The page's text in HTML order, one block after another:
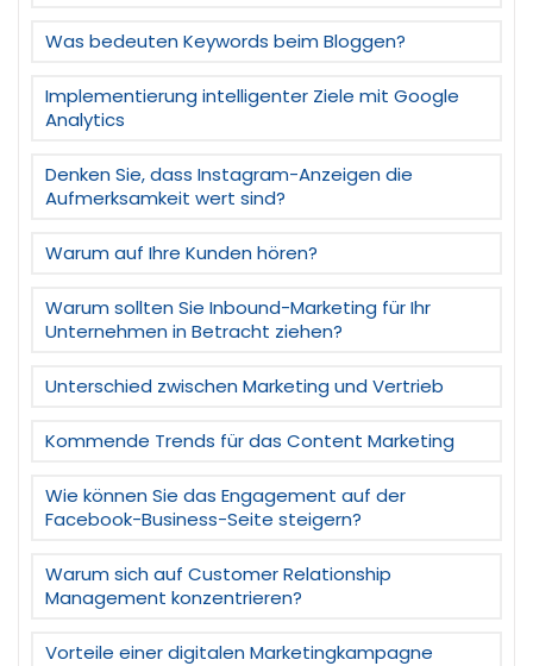
Was bedeuten Keywords beim Bloggen?
Implementierung intelligenter Ziele mit Google
Analytics
Denken Sie, dass Instagram-Anzeigen die
Aufmerksamkeit wert sind?
Warum auf Ihre Kunden hören?
Warum sollten Sie Inbound-Marketing für Ihr
Unternehmen in Betracht ziehen?
Unterschied zwischen Marketing und Vertrieb
Kommende Trends für das Content Marketing
Wie können Sie das Engagement auf der
Facebook-Business-Seite steigern?
Warum sich auf Customer Relationship
Management konzentrieren?
Vorteile einer digitalen Marketingkampagne